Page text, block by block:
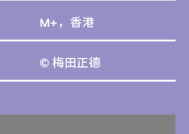
M+，香港
© 梅田正德